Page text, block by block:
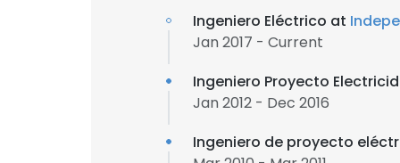
Ingeniero Eléctrico at
Jan 2017 - Current
Ingeniero Proyecto
Jan 2012 - Dec 2016
Ingeniero de proyecto